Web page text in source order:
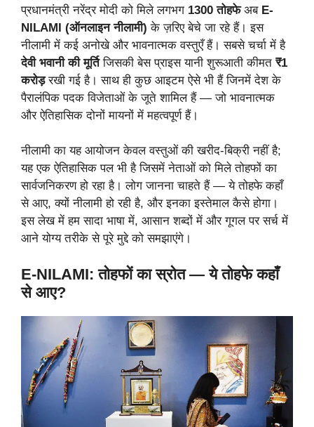
प्रधानमंत्री नरेंद्र मोदी को मिले लगभग 1300 तोहफेअब E-
NILAMI (ऑनलाइन नीलामी) के ज़रिए बेचे जा रहे हैं। इस
नीलामी में कई अनोखे और भावनात्मक वस्तुएँ हैं। सबसे चर्चा में है
देवी भवानी की मूर्तिजिसकी बेस प्राइस यानी शुरूआती कीमत ₹1
करोड़रखी गई है। साथ ही कुछ आइटम ऐसे भी हैं जिनमें देश के
पैरालंपिक पदक विजेताओं के जूते शामिल हैं — जो भावनात्मक
और ऐतिहासिक दोनों मायनों में महत्वपूर्ण हैं।
नीलामी का यह आयोजन केवल वस्तुओं की खरीद-बिक्री नहीं है;
यह एक ऐतिहासिक पल भी है जिसमें नेताओं को मिले तोहफों का
सार्वजनिकरण हो रहा है। लोग जानना चाहते हैं — ये तोहफे कहाँ
से आए, क्यों नीलामी हो रही है, और इनका इस्तेमाल कैसे होगा।
इस लेख में हम सादा भाषा में, आसान शब्दों में और गूगल पर सर्च में
आने योग्य तरीके से पूरे मुद्दे को समझाएंगे।
E-NILAMI: तोहफों का स्रोत — ये तोहफे कहाँ
से आए?